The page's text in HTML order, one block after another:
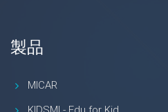
製品
MICAR